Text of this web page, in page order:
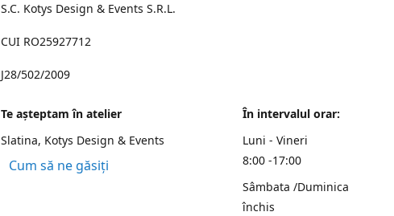
S.C. Kotys Design & Events S.R.L.
CUI RO25927712
J28/502/2009
Te aşteptam în atelier
Slatina, Kotys Design & Events
Cum să ne găsiți
În intervalul orar:
Luni - Vineri
8:00 -17:00
Sâmbata /Duminica
închis